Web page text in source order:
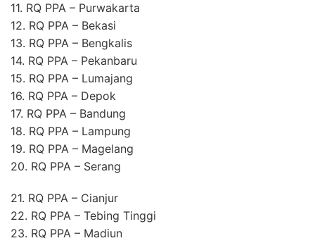
11. RQ PPA – Purwakarta
12. RQ PPA – Bekasi
13. RQ PPA – Bengkalis
14. RQ PPA – Pekanbaru
15. RQ PPA – Lumajang
16. RQ PPA – Depok
17. RQ PPA – Bandung
18. RQ PPA – Lampung
19. RQ PPA – Magelang
20. RQ PPA – Serang
21. RQ PPA – Cianjur
22. RQ PPA – Tebing Tinggi
23. RQ PPA – Madiun